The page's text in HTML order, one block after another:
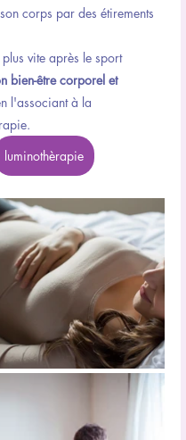
corps par des étirements
vite après le sport
bien-être corporel et
l'associant à la
luminothèrapie